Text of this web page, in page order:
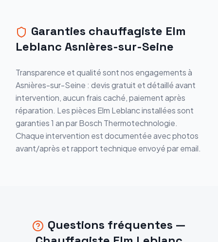
Garanties chauffagiste Elm
Leblanc Asnières-sur-Seine
Transparence et qualité sont nos engagements à
Asnières-sur-Seine : devis gratuit et détaillé avant
intervention, aucun frais caché, paiement après
réparation. Les pièces Elm Leblanc installées sont
garanties 1 an par Bosch Thermotechnologie.
Chaque intervention est documentée avec photos
avant/après et rapport technique envoyé par email.
Questions fréquentes —